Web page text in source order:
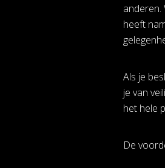
heeft
Als je
je van
het hele
De